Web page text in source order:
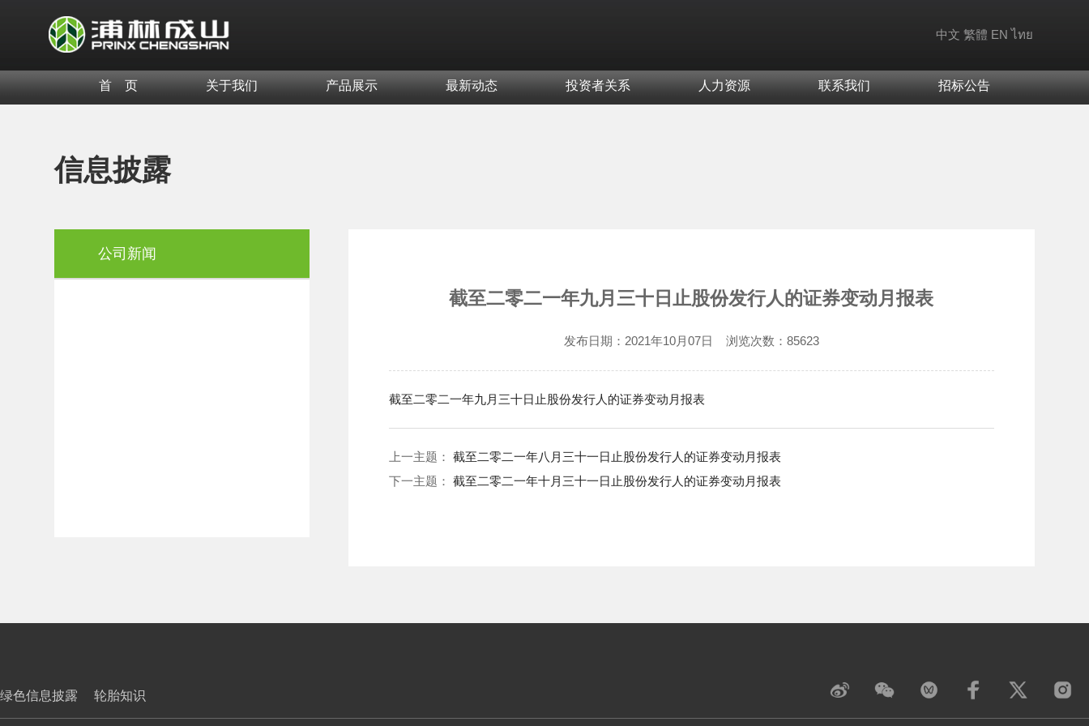
中文 繁體 EN ไทย
首 页 关于我们 产品展示 最新动态 投资者关系 人力资源 联系我们 招标公告
信息披露
公司新闻
截至二零二一年九月三十日止股份发行人的证券变动月报表
发布日期： 2021年10月07日 浏览次数： 85623
截至二零二一年九月三十日止股份发行人的证券变动月报表
上一主题：截至二零二一年八月三十一日止股份发行人的证券变动月报表
下一主题：截至二零二一年十月三十一日止股份发行人的证券变动月报表
绿色信息披露 轮胎知识